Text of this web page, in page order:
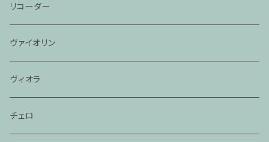
リコーダー
ヴァイオリン
ヴィオラ
チェロ